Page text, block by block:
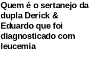
Quem é o sertanejo da
dupla Derick &
Eduardo que foi
diagnosticado com
leucemia